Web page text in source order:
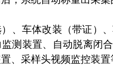
、车体改装（带证）
测装置、自动脱离闭
、采样头视频监控装置